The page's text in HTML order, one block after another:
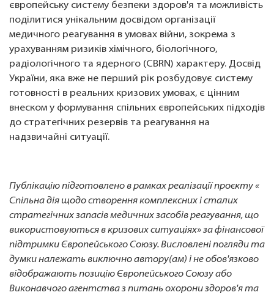
європейську систему безпеки здоров'я та можливість
поділитися унікальним досвідом організації
медичного реагування в умовах війни, зокрема з
урахуванням ризиків хімічного, біологічного,
радіологічного та ядерного (CBRN) характеру. Досвід
України, яка вже не перший рік розбудовує систему
готовності в реальних кризових умовах, є цінним
внеском у формування спільних європейських підходів
до стратегічних резервів та реагування на
надзвичайні ситуації.
Публікацію підготовлено в рамках реалізації проєкту «
Спільна дія щодо створення комплексних і сталих
стратегічних запасів медичних засобів реагування, що
використовуються в кризових ситуаціях» за фінансової
підтримки Європейського Союзу. Висловлені погляди та
думки належать виключно автору(ам) і не обов'язково
відображають позицію Європейського Союзу або
Виконавчого агентства з питань охорони здоров'я та